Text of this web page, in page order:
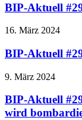
BIP-Aktuell
16. März 2024
BIP-Aktuell
9. März 2024
BIP-Aktuell
wird